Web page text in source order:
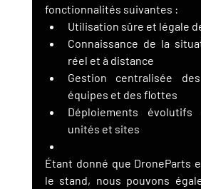
fonctionnalités suivantes :
Utilisation sûre et légale
Connaissance de la
réel et à distance
Gestion centralisée
équipes et des flottes
Déploiements
unités et sites
Étant donné que DroneParts
le stand, nous pouvons